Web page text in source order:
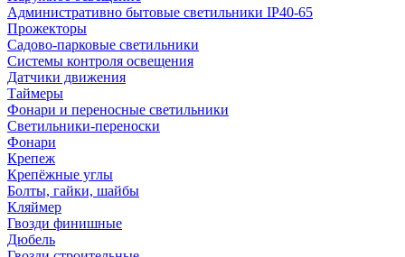
Административно бытовые светильники IP40-65
Прожекторы
Садово-парковые светильники
Системы контроля освещения
Датчики движения
Таймеры
Фонари и переносные светильники
Светильники-переноски
Фонари
Крепеж
Крепёжные углы
Болты, гайки, шайбы
Кляймер
Гвозди финишные
Дюбель